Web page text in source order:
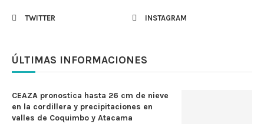
TWITTER INSTAGRAM
ÚLTIMAS INFORMACIONES
CEAZA pronostica hasta 26 cm de nieve
en la cordillera y precipitaciones en
valles de Coquimbo y Atacama